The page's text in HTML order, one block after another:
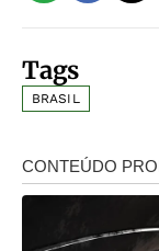
Tags
BRASIL